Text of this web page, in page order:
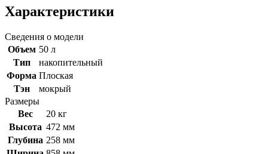
Характеристики
Сведения о модели
Объем 50 л
Тип
накопительный
Форма Плоская
Тэн
мокрый
Размеры
Вес
20 кг
Высота 472 мм
Глубина 258 мм